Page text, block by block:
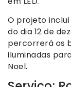
O projeto
do dia 12 de
percorrerá os
iluminadas
Noel.